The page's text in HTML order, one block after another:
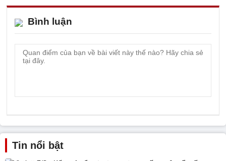
Bình luận
Tin nổi bật